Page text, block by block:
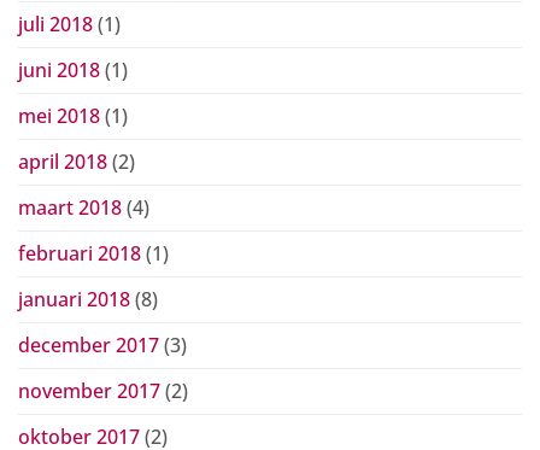
juli 2018(1)
juni 2018(1)
mei 2018(1)
april 2018(2)
maart 2018(4)
februari 2018(1)
januari 2018(8)
december 2017(3)
november 2017(2)
oktober 2017(2)